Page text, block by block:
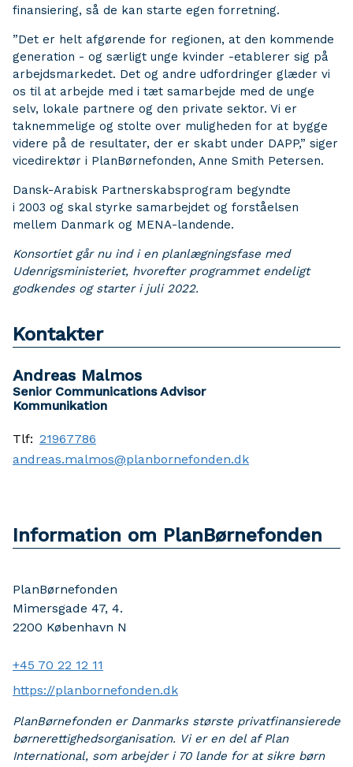
finansiering, så de kan starte egen forretning.
”Det er helt afgørende for regionen, at den kommende
generation - og særligt unge kvinder -etablerer sig på
arbejdsmarkedet. Det og andre udfordringer glæder vi
os til at arbejde med i tæt samarbejde med de unge
selv, lokale partnere og den private sektor. Vi er
taknemmelige og stolte over muligheden for at bygge
videre på de resultater, der er skabt under DAPP,” siger
vicedirektør i PlanBørnefonden, Anne Smith Petersen.
Dansk-Arabisk Partnerskabsprogram begyndte
i 2003 og skal styrke samarbejdet og forståelsen
mellem Danmark og MENA-landende.
Konsortiet går nu ind i en planlægningsfase med
Udenrigsministeriet, hvorefter programmet endeligt
godkendes og starter i juli 2022.
Kontakter
Andreas Malmos
Senior Communications Advisor
Kommunikation
Tlf: 21967786
andreas.malmos@planbornefonden.dk
Information om PlanBørnefonden
PlanBørnefonden
Mimersgade 47, 4.
2200 København N
+45 70 22 12 11
https://planbornefonden.dk
PlanBørnefonden er Danmarks største privatfinansierede
børnerettighedsorganisation. Vi er en del af Plan
International, som arbejder i 70 lande for at sikre børn